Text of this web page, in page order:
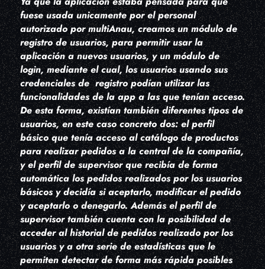
fuese usada unicamente por el personal
autorizado por multiAnau, creamos un módulo de
registro de usuarios, para permitir usar la
aplicación a nuevos usuarios, y un módulo de
login, mediante el cual, los usuarios usando sus
credenciales de registro podían utilizar las
funcionalidades de la app a las que tenían acceso.
De esta forma, existían también diferentes tipos de
usuarios, en este caso concreto dos: el perfil
básico que tenía acceso al catálogo de productos
para realizar pedidos a la central de la compañía,
y el perfil de supervisor que recibía de forma
automática los pedidos realizados por los usuarios
básicos y decidía si aceptarlo, modificar el pedido
y aceptarlo o denegarlo. Además el perfil de
supervisor también cuenta con la posibilidad de
acceder al historial de pedidos realizado por los
usuarios y a otra serie de estadísticas que le
permiten detectar de forma más rápida posibles